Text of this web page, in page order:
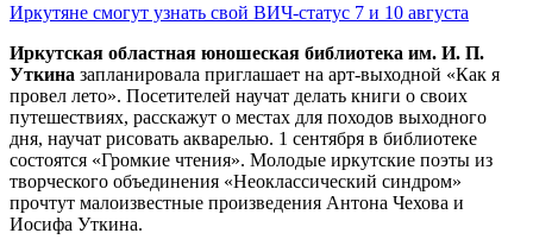
Иркутяне смогут узнать свой ВИЧ-статус 7 и 10 августа
Иркутская областная юношеская библиотека им. И. П.
Уткина запланировала приглашает на арт-выходной «Как я
провел лето». Посетителей научат делать книги о своих
путешествиях, расскажут о местах для походов выходного
дня, научат рисовать акварелью. 1 сентября в библиотеке
состоятся «Громкие чтения». Молодые иркутские поэты из
творческого объединения «Неоклассический синдром»
прочтут малоизвестные произведения Антона Чехова и
Иосифа Уткина.